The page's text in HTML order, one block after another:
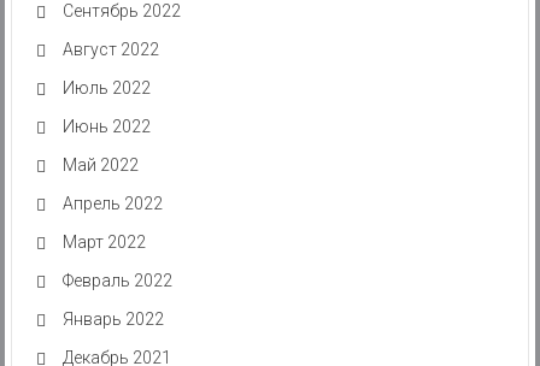
Сентябрь 2022
Август 2022
Июль 2022
Июнь 2022
Май 2022
Апрель 2022
Март 2022
Февраль 2022
Январь 2022
Декабрь 2021